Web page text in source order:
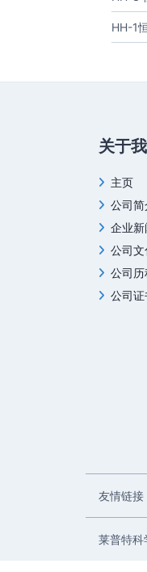
HH-1
关于
主页
公司简
企业新
公司文
公司历
公司证
友情链接
莱普特